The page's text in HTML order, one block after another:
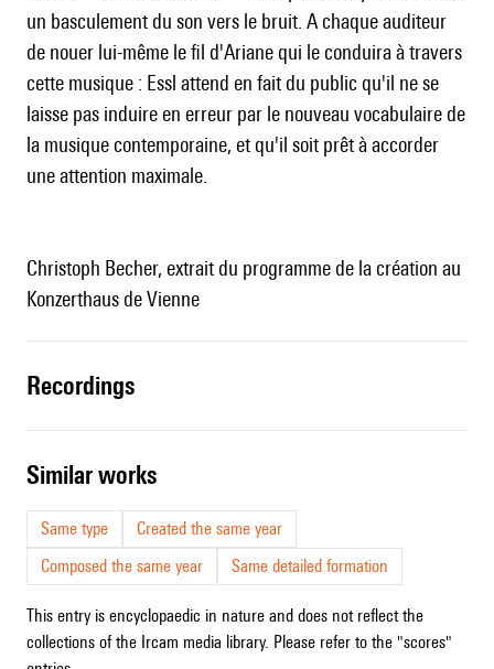
un basculement du son vers le bruit. A chaque auditeur
de nouer lui-même le fil d'Ariane qui le conduira à travers
cette musique : Essl attend en fait du public qu'il ne se
laisse pas induire en erreur par le nouveau vocabulaire de
la musique contemporaine, et qu'il soit prêt à accorder
une attention maximale.
Christoph Becher, extrait du programme de la création au
Konzerthaus de Vienne
recordings
similar works
Same type
Created the same year
Composed the same year
Same detailed formation
This entry is encyclopaedic in nature and does not reflect the
collections of the Ircam media library. Please refer to the "scores"